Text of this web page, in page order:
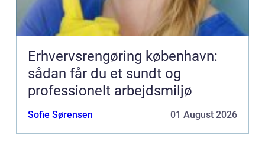
Erhvervsrengøring københavn:
sådan får du et sundt og
professionelt arbejdsmiljø
Sofie Sørensen 01 August 2026